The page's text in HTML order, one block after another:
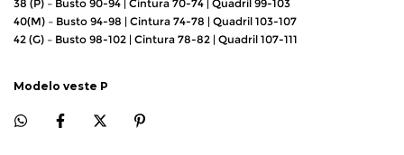
38 (P) – Busto 90-94 | Cintura 70-74 | Quadril 99-103
40(M) – Busto 94-98 | Cintura 74-78 | Quadril 103-107
42 (G) – Busto 98-102 | Cintura 78-82 | Quadril 107-111
Modelo veste P